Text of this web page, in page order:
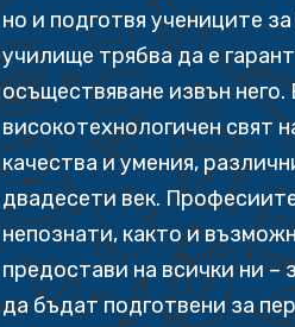
но и подготвя учениците
училище трябва да е
осъществяване извън
високотехнологичен свят
качества и умения,
двадесети век.
непознати, както и
предостави на всички ни
да бъдат подготвени за